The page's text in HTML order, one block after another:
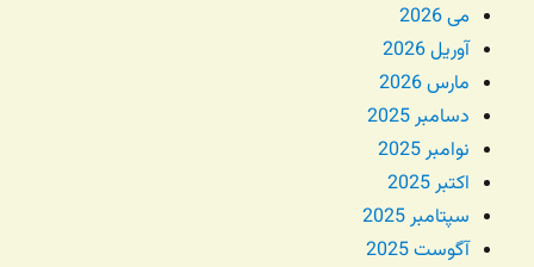
می 2026
آوریل 2026
مارس 2026
دسامبر 2025
نوامبر 2025
اکتبر 2025
سپتامبر 2025
آگوست 2025